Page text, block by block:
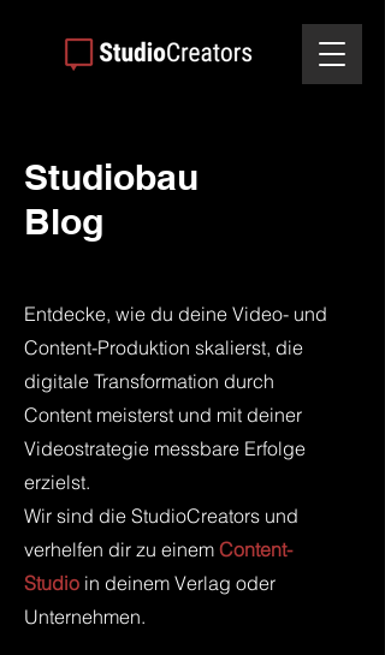
Studiobau
Blog
Entdecke, wie du deine Video- und
Content-Produktion skalierst, die
digitale Transformation durch
Content meisterst und mit deiner
Videostrategie messbare Erfolge
erzielst.
Wir sind die StudioCreators und
verhelfen dir zu einem Content-
Studio in deinem Verlag oder
Unternehmen.